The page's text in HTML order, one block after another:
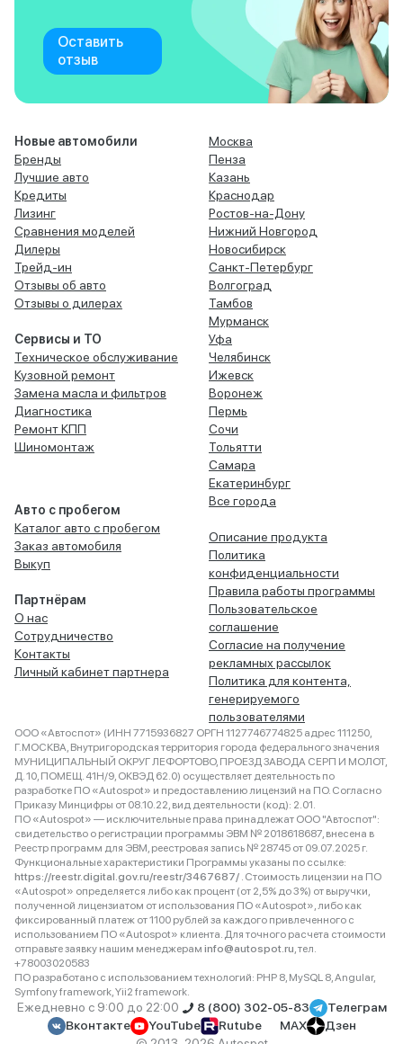
Оставить
отзыв
Новые автомобили
Бренды
Лучшие авто
Кредиты
Лизинг
Сравнения моделей
Дилеры
Трейд-ин
Отзывы об авто
Отзывы о дилерах
Сервисы и ТО
Техническое обслуживание
Кузовной ремонт
Замена масла и фильтров
Диагностика
Ремонт КПП
Шиномонтаж
Авто с пробегом
Каталог авто с пробегом
Заказ автомобиля
Выкуп
Партнёрам
О нас
Сотрудничество
Контакты
Личный кабинет партнера
Москва
Пенза
Казань
Краснодар
Ростов-на-Дону
Нижний Новгород
Новосибирск
Санкт-Петербург
Волгоград
Тамбов
Мурманск
Уфа
Челябинск
Ижевск
Воронеж
Пермь
Сочи
Тольятти
Самара
Екатеринбург
Все города
Описание продукта
Политика
конфиденциальности
Правила работы программы
Пользовательское
соглашение
Согласие на получение
рекламных рассылок
Политика для контента,
генерируемого
пользователями
ООО «Автоспот» (ИНН 7715936827 ОРГН 1127746774825 адрес 111250,
Г.МОСКВА, Внутригородская территория города федерального значения
МУНИЦИПАЛЬНЫЙ ОКРУГ ЛЕФОРТОВО, ПРОЕЗД ЗАВОДА СЕРП И МОЛОТ,
Д. 10, ПОМЕЩ. 41Н/9, ОКВЭД 62.0) осуществляет деятельность по
разработке ПО «Autospot» и предоставлению лицензий на ПО. Согласно
Приказу Минцифры от 08.10.22, вид деятельности (код): 2.01.
ПО «Autospot» — исключительные права принадлежат ООО "Автоспот":
свидетельство о регистрации программы ЭВМ № 2018618687, внесена в
Реестр программ для ЭВМ, реестровая запись № 28745 от 09.07.2025 г.
Функциональные характеристики Программы указаны по ссылке:
https://reestr.digital.gov.ru/reestr/3467687/ . Стоимость лицензии на ПО
«Autospot» определяется либо как процент (от 2,5% до 3%) от выручки,
полученной лицензиатом от использования ПО «Autospot», либо как
фиксированный платеж от 1100 рублей за каждого привлеченного с
использованием ПО «Autospot» клиента. Для точного расчета стоимости
отправьте заявку нашим менеджерам info@autospot.ru, тел.
+78003020583
ПО разработано с использованием технологий: PHP 8, MySQL 8, Angular,
Symfony framework, Yii2 framework.
Ежедневно с 9:00 до 22:00 8 (800) 302-05-83
Телеграм
Вконтакте
YouTube Rutube MAX
Дзен